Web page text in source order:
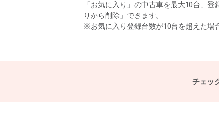
「お気に入り」の中古車を最大10台、
りから削除」できます。
※お気に入り登録台数が10台を超えた場
チェッ